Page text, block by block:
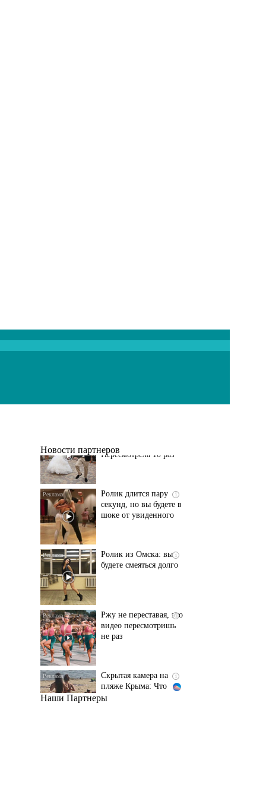
Новости партнеров
Ролик длится пару
Ролик из Омска: вы
Скрытая камера на
их не видят...
Ролик длится
Наши Партнеры